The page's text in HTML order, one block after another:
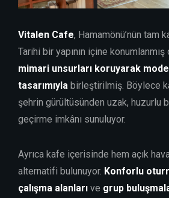
Vitalen Cafe, Hamamönü’nün tam
Tarihi bir yapının içine konumlanmış
mimari unsurları koruyarak
tasarımıyla birleştirilmiş. Böylece
şehrin gürültüsünden uzak, huzurlu
geçirme imkânı sunuluyor.
Ayrıca kafe içerisinde hem açık
alternatifi bulunuyor. Konforlu
çalışma alanları ve grup